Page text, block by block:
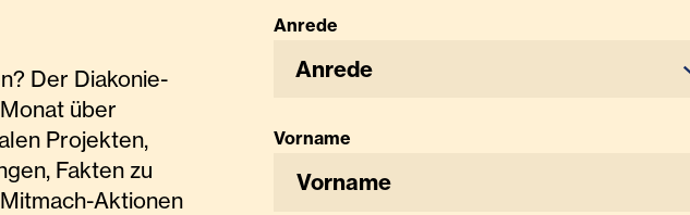
Der Diakonie-
über
Projekten,
Fakten zu
Aktionen
Anrede
Anrede
Vorname